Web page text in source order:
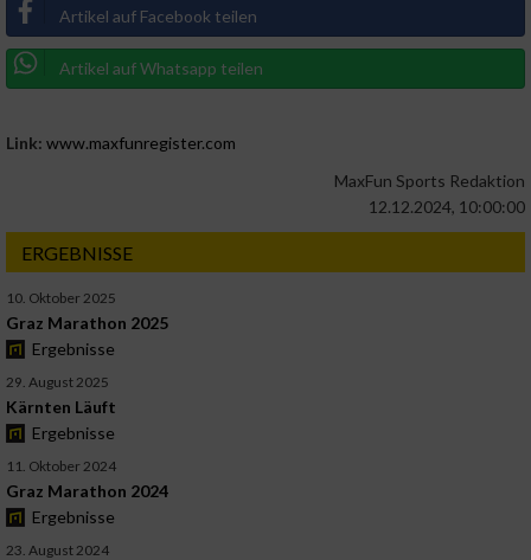
Artikel auf Facebook teilen
Artikel auf Whatsapp teilen
Link: www.maxfunregister.com
MaxFun Sports Redaktion
12.12.2024, 10:00:00
ERGEBNISSE
10. Oktober 2025
Graz Marathon 2025
Ergebnisse
29. August 2025
Kärnten Läuft
Ergebnisse
11. Oktober 2024
Graz Marathon 2024
Ergebnisse
23. August 2024